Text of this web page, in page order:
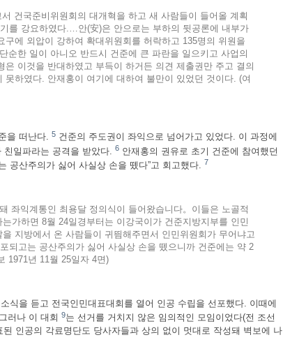
건국준비위원회의 대개혁을 하고 새 사람들이 들어올 계획
를 강요하였다.…안(安)은 안으로는 부하의 뒷공론에 내부가
구에 외압이 강하여 확대위원회를 허락하고 135명의 위원을
순한 일이 아니오 반드시 건준에 큰 파란을 일으키고 사업의
은 이것을 반대하였고 부득이 하거든 의견 제출권만 주고 결의
못하였다. 안재홍이 여기에 대하여 불만이 있었던 것이다. (여
을 떠난다. 5 건준의 주도권이 좌익으로 넘어가고 있었다. 이 과정에
일파라는 공격을 받았다.
6 안재홍의 권유로 초기 건준에 참여했던
공산주의가 싫어 사실상 손을 뗐다”고 회고했다. 7
좌익계통인 최용달 정의식이 들어왔습니다。이들은 노골적
가하면 8월 24일경부터는 이강국이가 건준지방지부를 인민
지방에서 온 사람들이 귀띔해주면서 인민위원회가 무어냐고
되고는 공산주의가 싫어 사실상 손을 뗐으니까 건준에는 약 2
1971년 11월 25일자 4면)
식을 듣고 전국인민대표대회를 열어 인공 수립을 선포했다. 이때에
그러나 이 대회 9는 선거를 거치지 않은 임의적인 모임이었다(전 조선
인공의 각료명단도 당사자들과 상의 없이 멋대로 작성돼 벽보에 나